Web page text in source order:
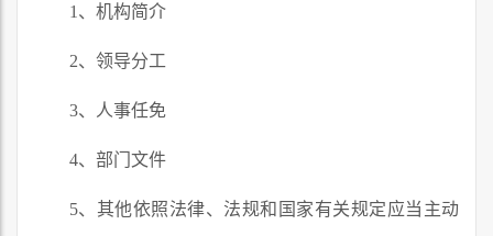
1、机构简介
2、领导分工
3、人事任免
4、部门文件
5、其他依照法律、法规和国家有关规定应当主动